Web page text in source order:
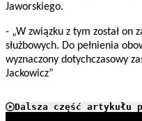
Jaworskiego.
- „W związku z tym został on
służbowych. Do pełnienia
wyznaczony dotychczasowy
Jackowicz”
Dalsza część artykułu